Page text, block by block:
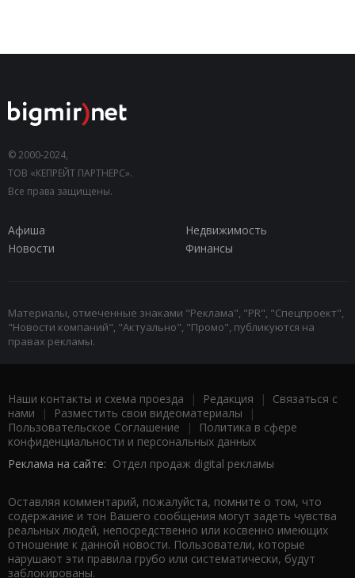
© 2000-2024,
ТОВ «КЕПРЕЙТ ПАРТНЕРС».
Все права защищены.
Афиша
Недвижимость
Новости
Финансы
Материалы, отмеченные знаками "Реклама", "PR", "Спецпроект",
"Новости компаний", "Актуально", "Промо", публикуются на
правах рекламы.
Наши контакты и схема проезда | Редакция | Связаться с
нами | Разместить свои видеоматериалы |
Пользовательское Соглашение |
Политика в сфере
конфиденциальности и персональных данных
Реклама на сайте: Отдел продаж digital рекламы
Оставляя комментарий, пожалуйста, помните о том, что
содержание и тон Вашего сообщения могут задеть чувства
реальных людей, непосредственно или косвенно имеющих
отношение к данной новости. Пользователи, которые
нарушают эти правила грубо или систематически, будут
заблокированы.